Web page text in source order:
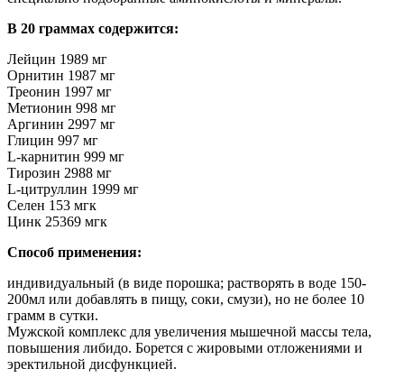
В 20 граммах содержится:
Лейцин 1989 мг
Орнитин 1987 мг
Треонин 1997 мг
Метионин 998 мг
Аргинин 2997 мг
Глицин 997 мг
L-карнитин 999 мг
Тирозин 2988 мг
L-цитруллин 1999 мг
Селен 153 мгк
Цинк 25369 мгк
Способ применения:
индивидуальный (в виде порошка; растворять в воде 150-
200мл или добавлять в пищу, соки, смузи), но не более 10
грамм в сутки.
Мужской комплекс для увеличения мышечной массы тела,
повышения либидо. Борется с жировыми отложениями и
эректильной дисфункцией.